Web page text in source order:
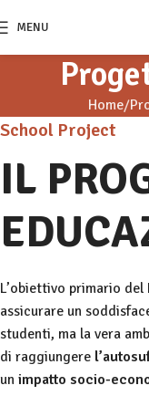
MENU
Home
School Project
IL
L’obiettivo primario
assicurare un
studenti, ma la vera
di raggiungere
un impatto socio-